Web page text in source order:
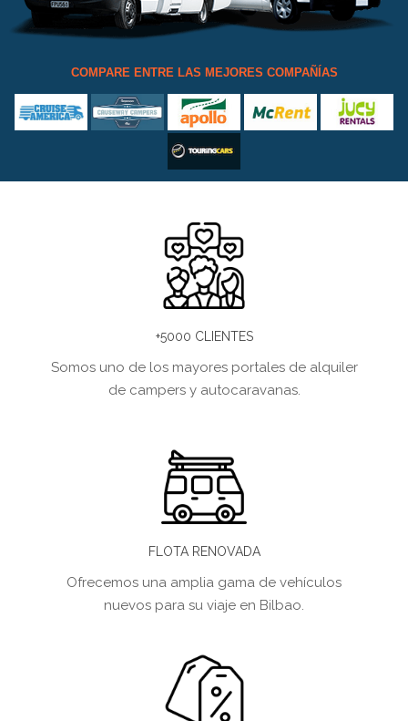
COMPARE ENTRE LAS MEJORES COMPAÑÍAS
+5000 CLIENTES
Somos uno de los mayores portales de alquiler
de campers y autocaravanas.
FLOTA RENOVADA
Ofrecemos una amplia gama de vehículos
nuevos para su viaje en Bilbao.